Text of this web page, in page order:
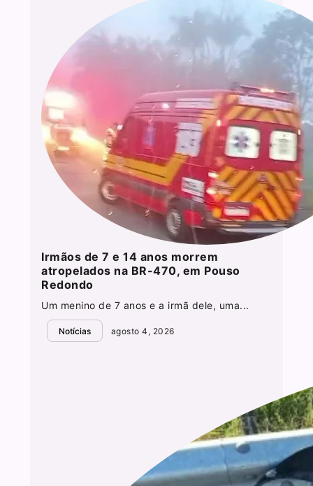
Irmãos de 7 e 14 anos morrem
atropelados na BR-470, em Pouso
Redondo
Um menino de 7 anos e a irmã dele, uma...
Notícias agosto 4, 2026